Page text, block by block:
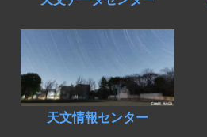
天文情報センター